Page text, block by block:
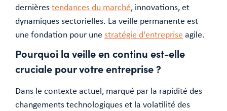
dernièrestendances du marché, innovations, et
dynamiques sectorielles. La veille permanente est
une fondation pour une stratégie d'entreprise agile.
Pourquoi la veille en continu est-elle
cruciale pour votre entreprise ?
Dans le contexte actuel, marqué par la rapidité des
changements technologiques et la volatilité des